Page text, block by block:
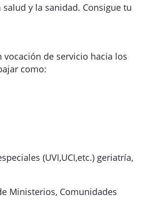
y la sanidad. Consigue tu
de servicio hacia los
como:
(UVI,UCI,etc.) geriatría,
Ministerios, Comunidades